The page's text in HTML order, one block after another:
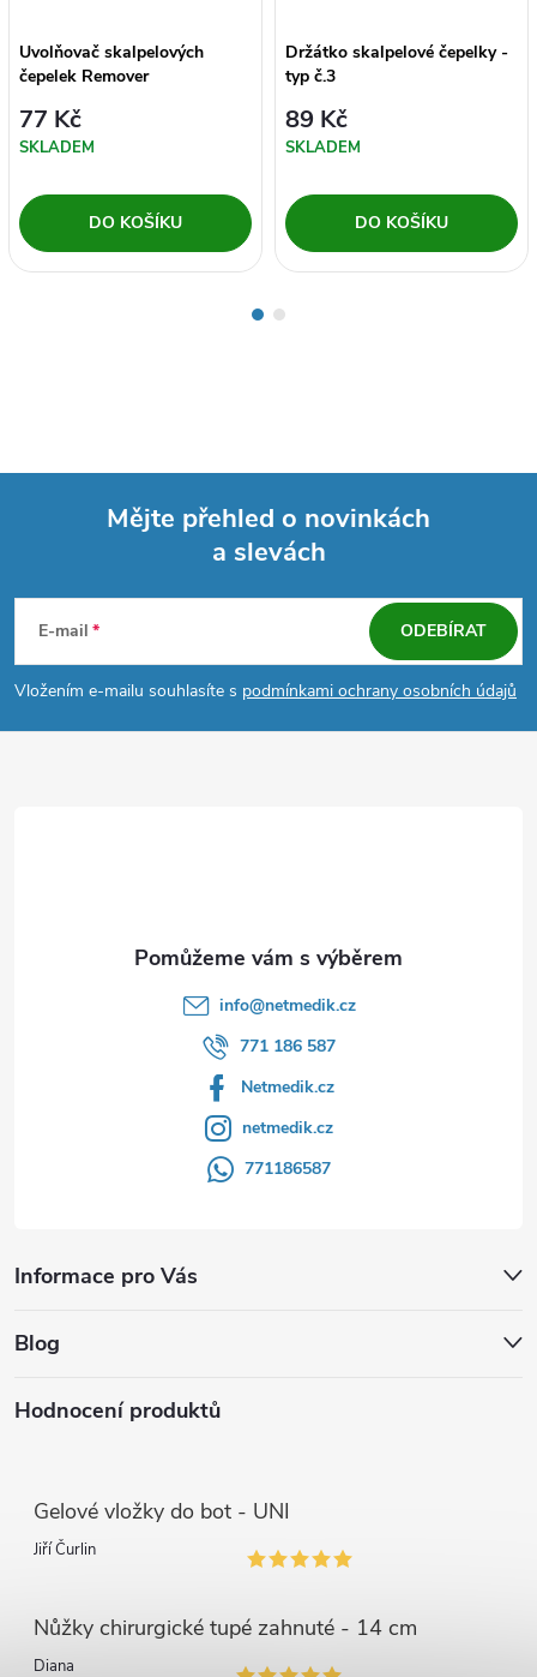
Uvolňovač skalpelových
čepelek Remover
77 Kč
SKLADEM
DO KOŠÍKU
Držátko skalpelové čepelky -
typ č.3
89 Kč
SKLADEM
DO KOŠÍKU
p
a
Mějte přehled o novinkách
a slevách
E-mail
Vložením e-mailu souhlasíte s podmínkami ochrany osobních údajů
ODEBÍRAT
Informace pro Vás
info@netmedik.cz
771 186 587
Netmedik.cz
netmedik.cz
771186587
Blog
Hodnocení produktů
Gelové vložky do bot - UNI
Jiří Čurlin
Nůžky chirurgické tupé zahnuté - 14 cm
Diana